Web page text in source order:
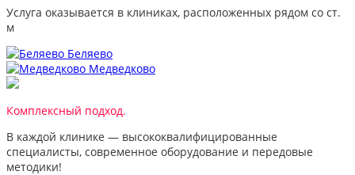
Услуга оказывается в клиниках, расположенных рядом со ст.
м
Беляево
Медведково
Комплексный подход.
В каждой клинике — высококвалифицированные
специалисты, современное оборудование и передовые
методики!